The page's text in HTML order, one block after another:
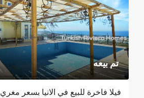
تم بيعه
فيلا فاخرة للبيع في الانيا بسعر مغري